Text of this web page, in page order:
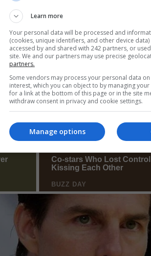
Learn more
Your personal data will be processed and
(cookies, unique identifiers, and other device
accessed by and shared with 242 partners, or
site. We and our partners may use precise
partners.
Some vendors may process your personal data
interest, which you can object to by managing
for a link at the bottom of this page or in the site
withdraw consent in privacy and cookie settings.
Manage options